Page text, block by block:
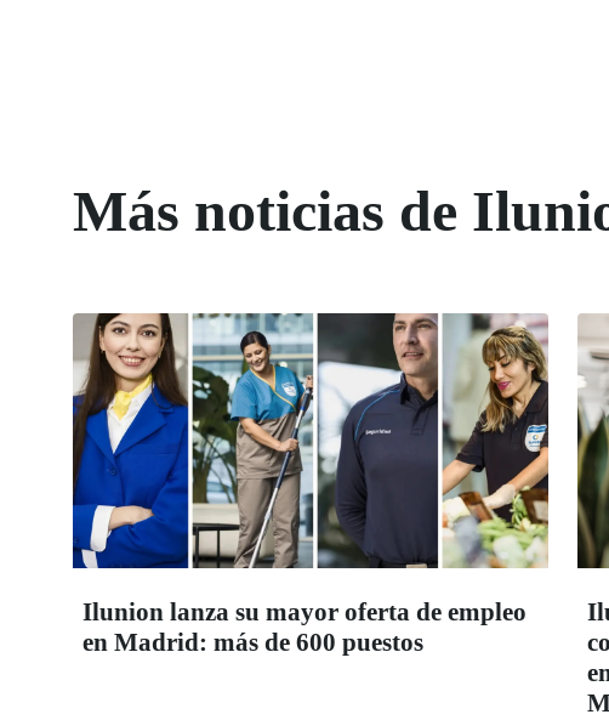
Más noticias de
Ilunion lanza su mayor oferta de empleo
en Madrid: más de 600 puestos